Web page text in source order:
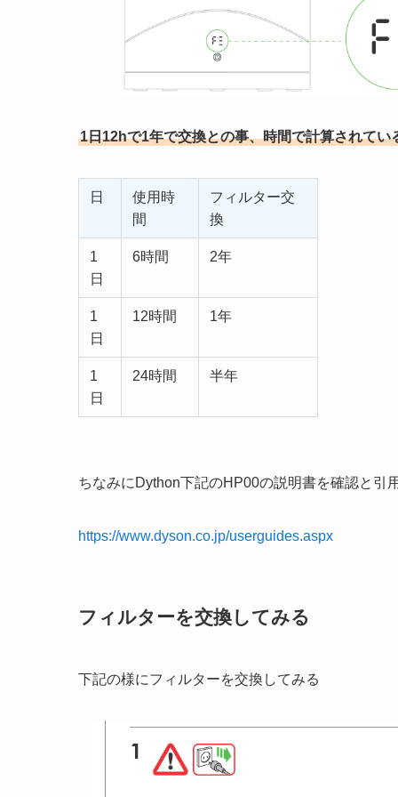
1日12hで1年で交換との事、時間で計算されてい
日
使用時
間
フィルター交
換
1
日
6時間 2年
1
日
12時間 1年
1
日
24時間 半年
ちなみにDython下記のHP00の説明書を確認と引
https://www.dyson.co.jp/userguides.aspx
フィルターを交換してみる
下記の様にフィルターを交換してみる